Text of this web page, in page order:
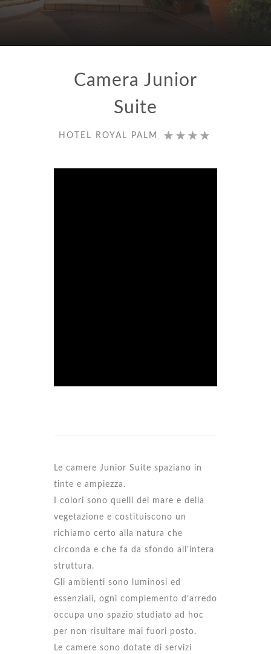
Camera Junior
Suite
HOTEL ROYAL PALM
Le camere Junior Suite spaziano in
tinte e ampiezza.
I colori sono quelli del mare e della
vegetazione e costituiscono un
richiamo certo alla natura che
circonda e che fa da sfondo all’intera
struttura.
Gli ambienti sono luminosi ed
essenziali, ogni complemento d’arredo
occupa uno spazio studiato ad hoc
per non risultare mai fuori posto.
Le camere sono dotate di servizi